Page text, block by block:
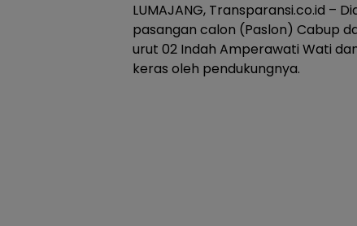
LUMAJANG, Transparansi.co.id –
pasangan calon (Paslon) Cabup
urut 02 Indah Amperawati Wati
keras oleh pendukungnya.